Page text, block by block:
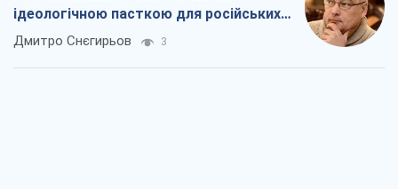
ідеологічною пасткою для російських
окупантів
Дмитро Снєгирьов 3